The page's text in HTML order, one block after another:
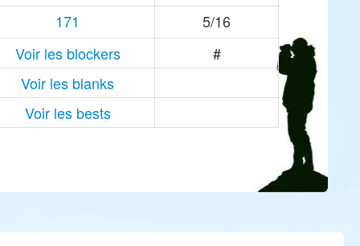
171
5/16
Voir les blockers
#
Voir les blanks
Voir les bests